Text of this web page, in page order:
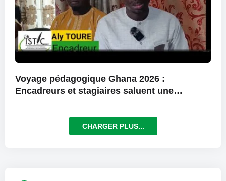
Voyage pédagogique Ghana 2026 :
Encadreurs et stagiaires saluent une
CHARGER PLUS...